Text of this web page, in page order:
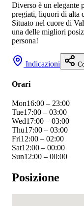
Diverso è un elegante
pregiati, liquori di alta
Situato nel cuore di
una delle migliori
persona!
Indicazioni
Orari
Mon16:00 – 23:00
Tue17:00 – 03:00
Wed17:00 – 03:00
Thu17:00 – 03:00
Fri12:00 – 02:00
Sat12:00 – 00:00
Sun12:00 – 00:00
Posizione